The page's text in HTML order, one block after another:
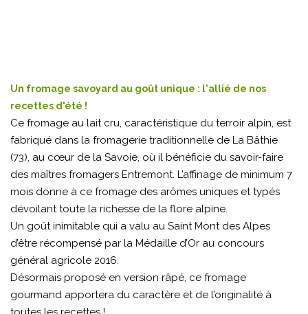
Un fromage savoyard au goût unique : l'allié de nos
recettes d'été !
Ce fromage au lait cru, caractéristique du terroir alpin, est
fabriqué dans la fromagerie traditionnelle de La Bâthie
(73), au cœur de la Savoie, où il bénéficie du savoir-faire
des maîtres fromagers Entremont. L’affinage de minimum 7
mois donne à ce fromage des arômes uniques et typés
dévoilant toute la richesse de la flore alpine.
Un goût inimitable qui a valu au Saint Mont des Alpes
d’être récompensé par la Médaille d’Or au concours
général agricole 2016.
Désormais proposé en version râpé, ce fromage
gourmand apportera du caractère et de l’originalité à